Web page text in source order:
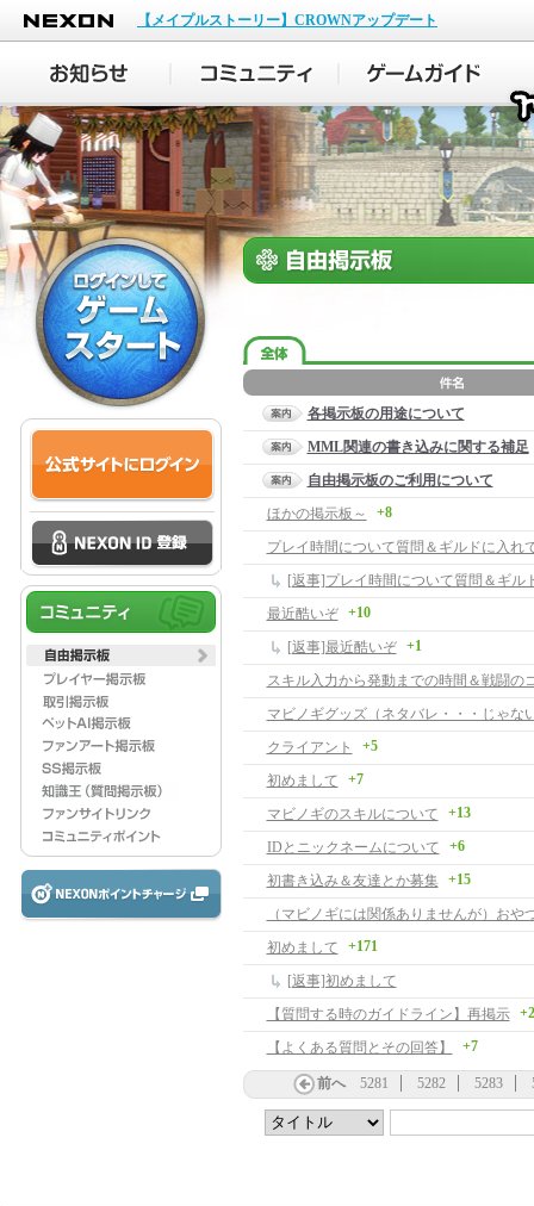
NEXON
【メイプルストーリー】CROWNアップデート
各掲示板の用途について
MML関連の書き込みに関する補足
自由掲示板のご利用について
ほかの掲示板～
+8
プレイ時間について質問＆ギルドに入れ
最近酷いぞ +10
[返事]最近酷いぞ +1
スキル入力から発動までの時間＆戦闘の
クライアント +5
初めまして +7
マビノギのスキルについて +13
IDとニックネームについて +6
初書き込み＆友達とか募集 +15
（マビノギには関係ありませんが）おや
初めまして
+171
[返事]初めまして
【質問する時のガイドライン】再掲示
+2
【よくある質問とその回答】 +7
前へ 5281 5282 5283